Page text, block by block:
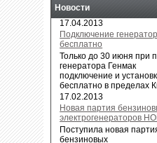
Новости
17.04.2013
Подключение
бесплатно
Только до 30 июня при
генератора Генмак
подключение и
бесплатно в пределах
17.02.2013
Новая партия
электрогенераторов
Поступила новая
бензиновых